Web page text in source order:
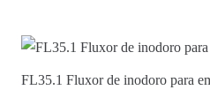
FL35.1 Fluxor de inodoro para